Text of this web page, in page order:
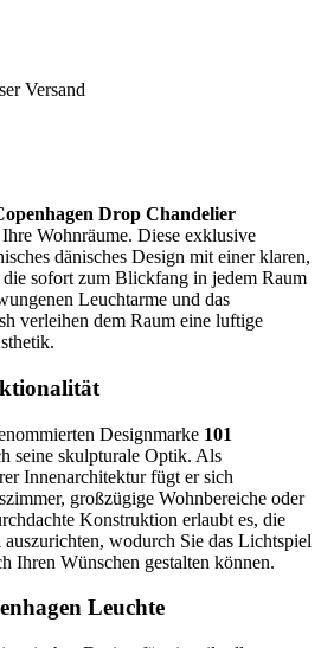
Versand
Drop Chandelier
Wohnräume. Diese exklusive
dänisches Design mit einer klaren,
die sofort zum Blickfang in jedem Raum
Leuchtarme und das
verleihen dem Raum eine luftige
Designmarke 101
seine skulpturale Optik. Als
Innenarchitektur fügt er sich
großzügige Wohnbereiche oder
Konstruktion erlaubt es, die
wodurch Sie das Lichtspiel
Ihren Wünschen gestalten können.
Leuchte